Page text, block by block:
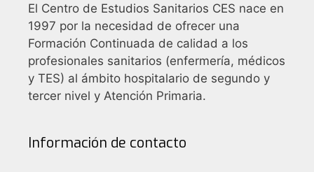
El Centro de Estudios Sanitarios CES nace en
1997 por la necesidad de ofrecer una
Formación Continuada de calidad a los
profesionales sanitarios (enfermería, médicos
y TES) al ámbito hospitalario de segundo y
tercer nivel y Atención Primaria.
Información de contacto